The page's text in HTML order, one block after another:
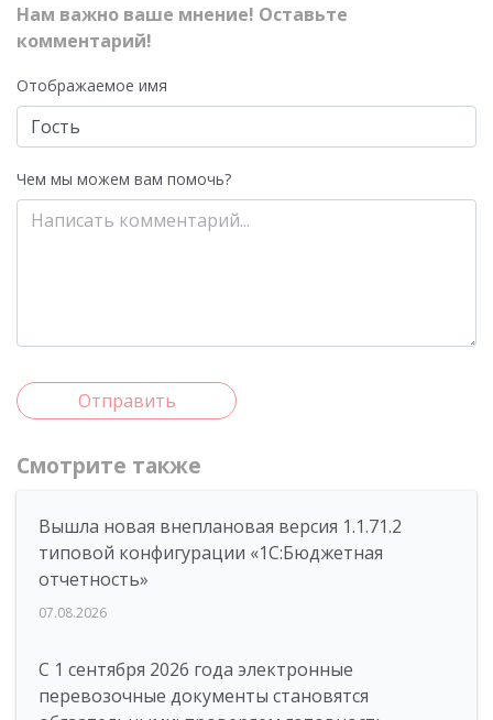
Нам важно ваше мнение! Оставьте
комментарий!
Отображаемое имя
Чем мы можем вам помочь?
Отправить
Смотрите также
Вышла новая внеплановая версия 1.1.71.2
типовой конфигурации «1C:Бюджетная
отчетность»
07.08.2026
С 1 сентября 2026 года электронные
перевозочные документы становятся